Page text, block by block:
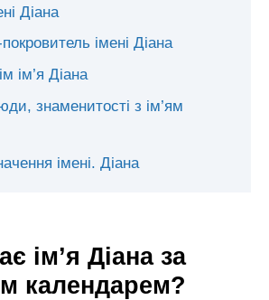
Діана
імені Діана
ім’я Діана
знаменитості з ім’ям
імені. Діана
ім’я Діана за
календарем?